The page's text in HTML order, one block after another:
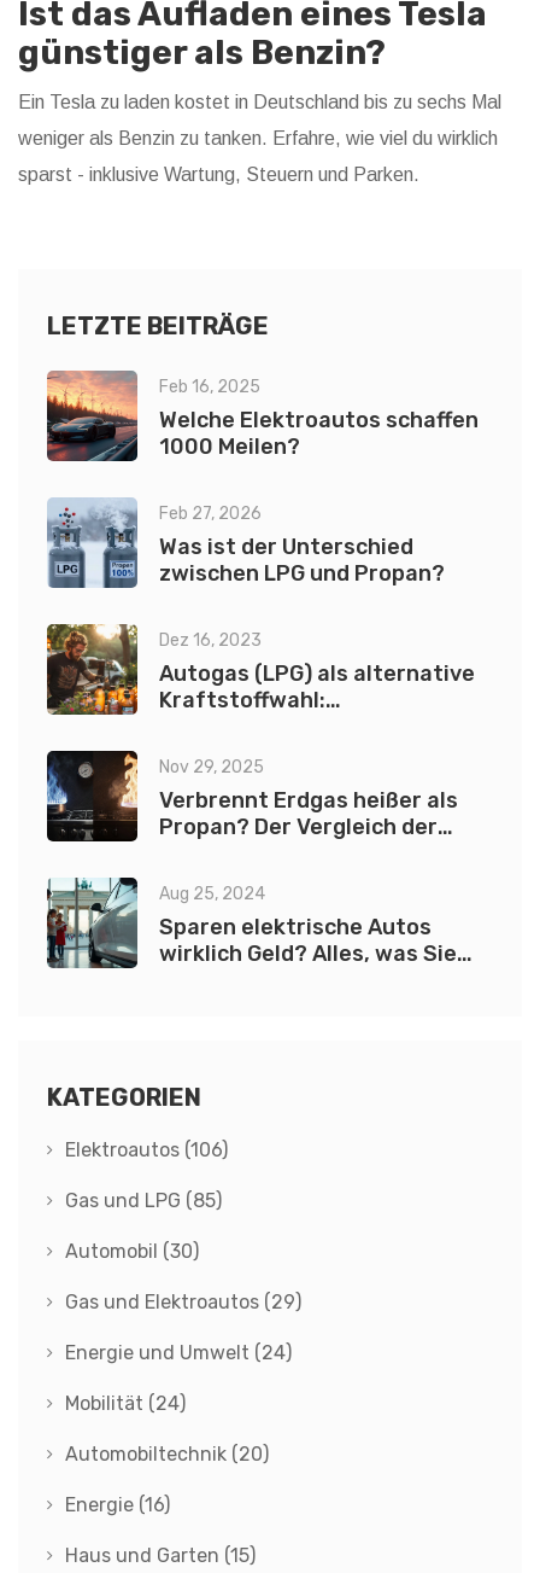
Ist das Aufladen eines Tesla
günstiger als Benzin?
Ein Tesla zu laden kostet in Deutschland bis zu sechs Mal
weniger als Benzin zu tanken. Erfahre, wie viel du wirklich
sparst - inklusive Wartung, Steuern und Parken.
LETZTE BEITRÄGE
Feb 16, 2025
Welche Elektroautos schaffen
1000 Meilen?
Feb 27, 2026
Was ist der Unterschied
zwischen LPG und Propan?
Dez 16, 2023
Autogas (LPG) als alternative
Kraftstoffwahl:
kosteneffizient fahren
Nov 29, 2025
Verbrennt Erdgas heißer als
Propan? Der Vergleich der
Aug 25, 2024
Sparen elektrische Autos
wirklich Geld? Alles, was Sie
KATEGORIEN
Elektroautos (106)
Gas und LPG (85)
Automobil (30)
Gas und Elektroautos (29)
Energie und Umwelt (24)
Mobilität (24)
Automobiltechnik (20)
Energie (16)
Haus und Garten (15)